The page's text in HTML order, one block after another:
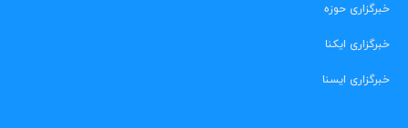
خبرگزاری حوزه
خبرگزاری ایکنا
خبرگزاری ایسنا